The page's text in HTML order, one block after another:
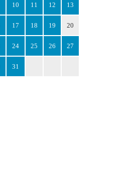
10 11 12 13
17 18 19 20
24 25 26 27
31